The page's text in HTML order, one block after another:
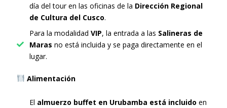
día del tour en las oficinas de la Dirección Regional
de Cultura del Cusco.
Para la modalidadVIP, la entrada a las Salineras de
Maras no está incluida y se paga directamente en el
lugar.
Alimentación
El almuerzo buffet en Urubamba está incluido en